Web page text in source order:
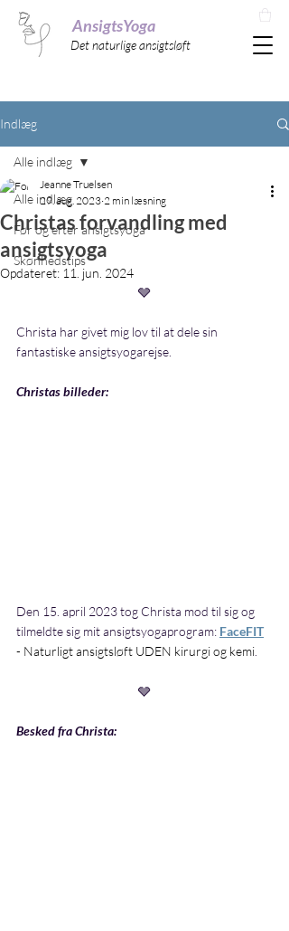
AnsigtsYoga
Det naturlige ansigtsløft
Indlæg
Alle indlæg
Før og efter ansigtsyoga
Skønhedstips
Alle indlæg
Christas forvandling med
ansigtsyoga
Jeanne Truelsen
29. aug. 2023 2 min læsning
Opdateret: 11. jun. 2024
🩶
Christa har givet mig lov til at dele sin
fantastiske ansigtsyogarejse.
Christas billeder:
Den 15. april 2023 tog Christa mod til sig og
tilmeldte sig mit ansigtsyogaprogram: FaceFIT
- Naturligt ansigtsløft UDEN kirurgi og kemi
🩶
Besked fra Christa: